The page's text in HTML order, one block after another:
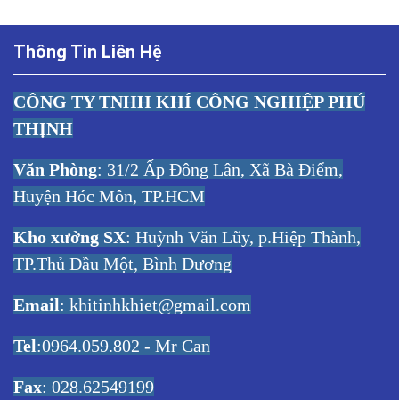
Thông Tin Liên Hệ
CÔNG TY TNHH KHÍ CÔNG NGHIỆP PHÚ
THỊNH
Văn Phòng: 31/2 Ấp Đông Lân, Xã Bà Điểm,
Huyện Hóc Môn, TP.HCM
Kho xưởng SX: Huỳnh Văn Lũy, p.Hiệp Thành,
TP.Thủ Dầu Một, Bình Dương
Email: khitinhkhiet@gmail.com
Tel:0964.059.802 - Mr Can
Fax: 028.62549199